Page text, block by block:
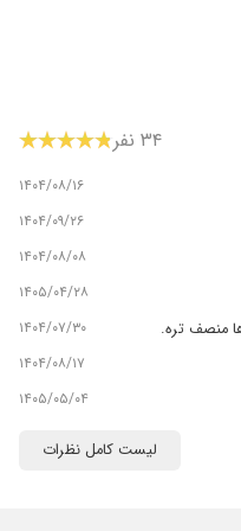
۳۴ نفر
۱۴۰۴/۰۸/۱۶
۱۴۰۴/۰۹/۲۶
۱۴۰۴/۰۸/۰۸
۱۴۰۵/۰۴/۲۸
منصف تره. ۱۴۰۴/۰۷/۳۰
۱۴۰۴/۰۸/۱۷
۱۴۰۵/۰۵/۰۴
لیست کامل نظرات